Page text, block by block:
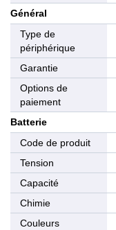
Général
Type de
périphérique
Garantie
Options de
paiement
Batterie
Code de produit
Tension
Capacité
Chimie
Couleurs